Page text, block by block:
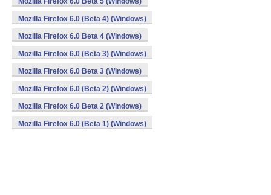
Mozilla Firefox 6.0 (Beta 4) (Windows)
Mozilla Firefox 6.0 Beta 4 (Windows)
Mozilla Firefox 6.0 (Beta 3) (Windows)
Mozilla Firefox 6.0 Beta 3 (Windows)
Mozilla Firefox 6.0 (Beta 2) (Windows)
Mozilla Firefox 6.0 Beta 2 (Windows)
Mozilla Firefox 6.0 (Beta 1) (Windows)